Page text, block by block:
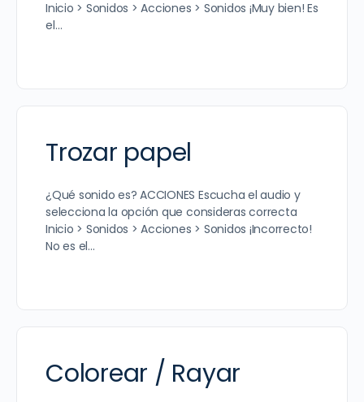
Inicio > Sonidos > Acciones > Sonidos ¡Muy bien! Es
el…
Trozar papel
¿Qué sonido es? ACCIONES Escucha el audio y
selecciona la opción que consideras correcta
Inicio > Sonidos > Acciones > Sonidos ¡Incorrecto!
No es el…
Colorear / Rayar